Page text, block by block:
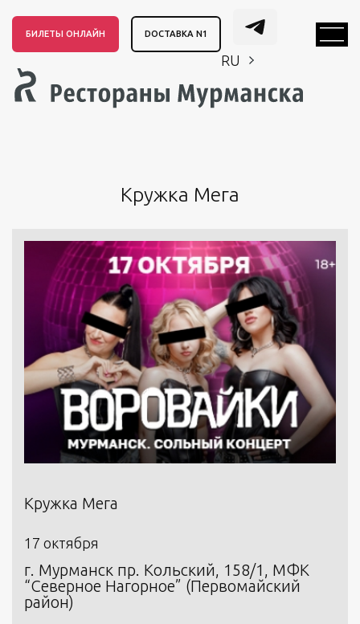
БИЛЕТЫ ОНЛАЙН DОСТАВКА N1
RU
Кружка Мега
Кружка Мега
17 октября
г. Мурманск пр. Кольский, 158/1, МФК
“Северное Нагорное” (Первомайский
район)
EN CH